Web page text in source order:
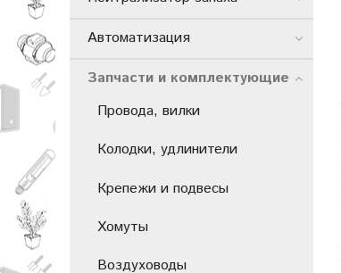
Автоматизация
Запчасти и комплектующие
Провода, вилки
Колодки, удлинители
Крепежи и подвесы
Хомуты
Воздуховоды